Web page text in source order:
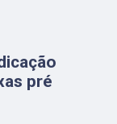
pré